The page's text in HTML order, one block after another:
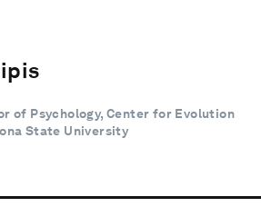
of Psychology, Center for Evolution
State University